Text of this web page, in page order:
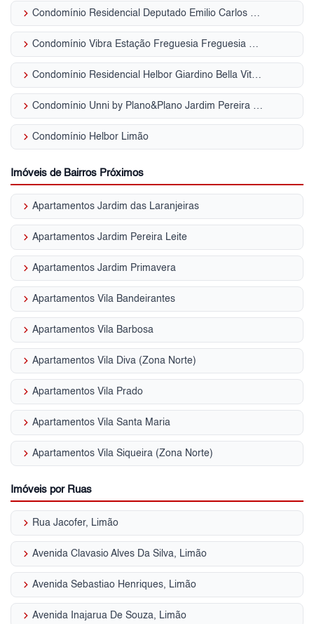
keyboard_arrow_right Condomínio Residencial Deputado Emilio Carlos Limão
keyboard_arrow_right Condomínio Vibra Estação Freguesia Freguesia do Ó
keyboard_arrow_right Condomínio Residencial Helbor Giardino Bella Vita Jardim Pereira Leite
keyboard_arrow_right Condomínio Unni by Plano&Plano Jardim Pereira Leite
keyboard_arrow_right Condomínio Helbor Limão
Imóveis de Bairros Próximos
keyboard_arrow_right Apartamentos Jardim das Laranjeiras
keyboard_arrow_right Apartamentos Jardim Pereira Leite
keyboard_arrow_right Apartamentos Jardim Primavera
keyboard_arrow_right Apartamentos Vila Bandeirantes
keyboard_arrow_right Apartamentos Vila Barbosa
keyboard_arrow_right Apartamentos Vila Diva (Zona Norte)
keyboard_arrow_right Apartamentos Vila Prado
keyboard_arrow_right Apartamentos Vila Santa Maria
keyboard_arrow_right Apartamentos Vila Siqueira (Zona Norte)
Imóveis por Ruas
keyboard_arrow_right Rua Jacofer, Limão
keyboard_arrow_right Avenida Clavasio Alves Da Silva, Limão
keyboard_arrow_right Avenida Sebastiao Henriques, Limão
keyboard_arrow_right Avenida Inajarua De Souza, Limão